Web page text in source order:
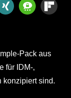
Pack aus
für IDM-,
konzipiert sind.